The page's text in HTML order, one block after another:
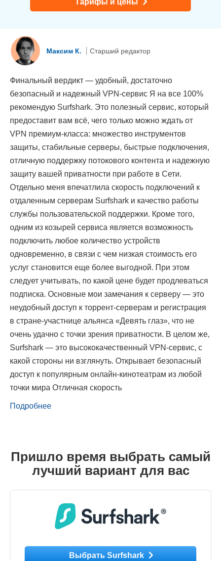
Тарифы и цены
Максим К. Старший редактор
Финальный вердикт — удобный, достаточно
безопасный и надежный VPN-сервис Я на все 100%
рекомендую Surfshark. Это полезный сервис, который
предоставит вам всё, чего только можно ждать от
VPN премиум-класса: множество инструментов
защиты, стабильные серверы, быстрые подключения,
отличную поддержку потокового контента и надежную
защиту вашей приватности при работе в Сети.
Отдельно меня впечатлила скорость подключений к
отдаленным серверам Surfshark и качество работы
службы пользовательской поддержки. Кроме того,
одним из козырей сервиса является возможность
подключить любое количество устройств
одновременно, в связи с чем низкая стоимость его
услуг становится еще более выгодной. При этом
следует учитывать, по какой цене будет продлеваться
подписка. Основные мои замечания к серверу — это
неудобный доступ к торрент-серверам и регистрация
в стране-участнице альянса «Девять глаз», что не
очень удачно с точки зрения приватности. В целом же,
Surfshark — это высококачественный VPN-сервис, с
какой стороны ни взглянуть. Открывает безопасный
доступ к популярным онлайн-кинотеатрам из любой
точки мира Отличная скорость
Подробнее
Пришло время выбрать самый
лучший вариант для вас
Выбрать Surfshark